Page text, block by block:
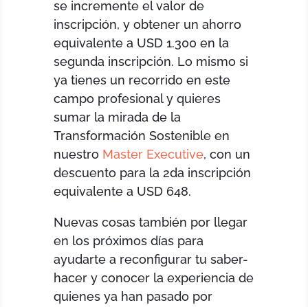
se incremente el valor de
inscripción, y obtener un ahorro
equivalente a USD 1.300 en la
segunda inscripción. Lo mismo si
ya tienes un recorrido en este
campo profesional y quieres
sumar la mirada de la
Transformación Sostenible en
nuestro Master Executive, con un
descuento para la 2da inscripción
equivalente a USD 648.
Nuevas cosas también por llegar
en los próximos días para
ayudarte a reconfigurar tu saber-
hacer y conocer la experiencia de
quienes ya han pasado por